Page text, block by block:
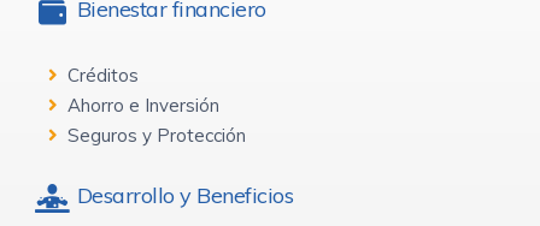
Bienestar financiero
Créditos
Ahorro e Inversión
Seguros y Protección
Desarrollo y Beneficios